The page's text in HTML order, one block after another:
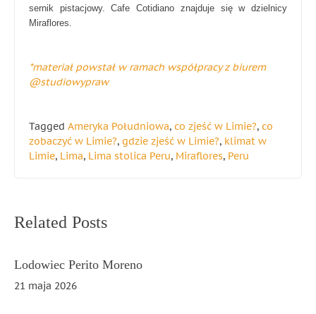
sernik pistacjowy. Cafe Cotidiano znajduje się w dzielnicy
Miraflores.
*materiał powstał w ramach współpracy z biurem
@studiowypraw
Tagged Ameryka Południowa, co zjeść w Limie?, co
zobaczyć w Limie?, gdzie zjeść w Limie?, klimat w
Limie, Lima, Lima stolica Peru, Miraflores, Peru
Related Posts
Lodowiec Perito Moreno
21 maja 2026
Nawigacja